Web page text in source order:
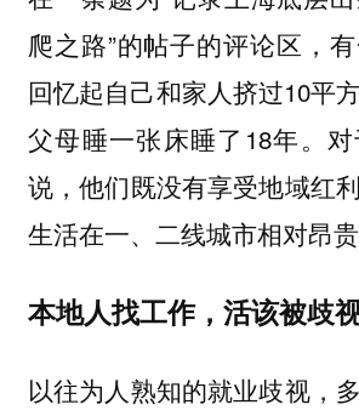
爬之路”的帖子的评论区，
回忆起自己和家人挤过10平
父母睡一张床睡了18年。
说，他们既没有享受地域红
生活在一、二线城市相对昂贵
本地人找工作，活该被歧
以往为人熟知的就业歧视，